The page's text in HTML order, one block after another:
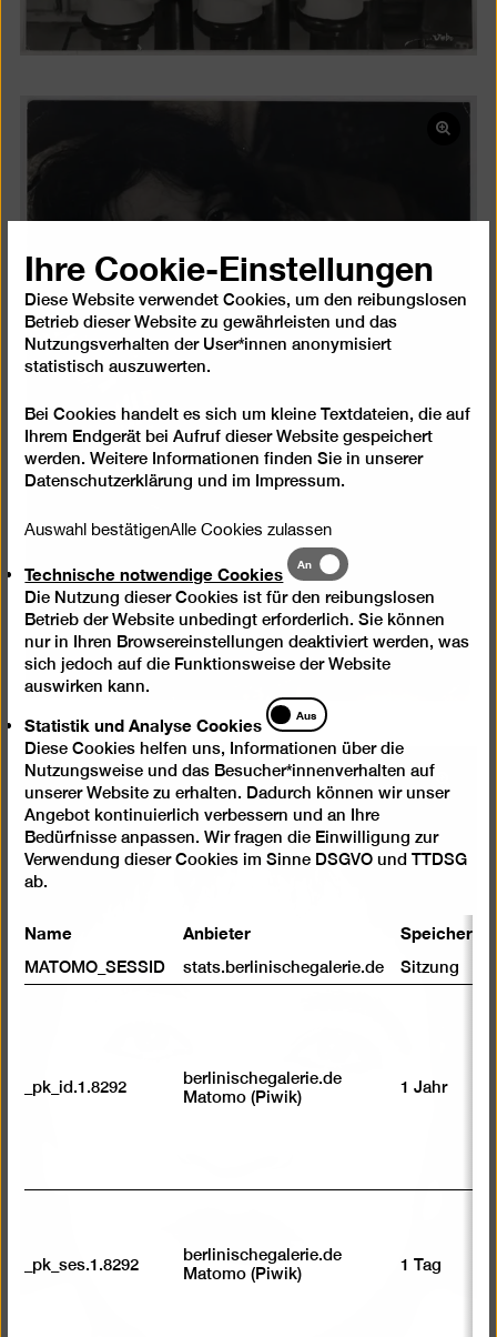
Bild
Bild
Ihre Cookie-Einstellungen
Diese Website verwendet Cookies, um den reibungslosen
Betrieb dieser Website zu gewährleisten und das
Nutzungsverhalten der User*innen anonymisiert
statistisch auszuwerten.
Bei Cookies handelt es sich um kleine Textdateien, die auf
Ihrem Endgerät bei Aufruf dieser Website gespeichert
werden. Weitere Informationen finden Sie in unserer
Datenschutzerklärung und im Impressum.
Auswahl bestätigenAlle Cookies zulassen
Technische notwendige Cookies
Technische
notwendige
Cookies
An
Die Nutzung dieser Cookies ist für den reibungslosen
Betrieb der Website unbedingt erforderlich. Sie können
nur in Ihren Browsereinstellungen deaktiviert werden, was
sich jedoch auf die Funktionsweise der Website
auswirken kann.
Statistik und Analyse Cookies
Statistik
und
Analyse
Cookies
Aus
Diese Cookies helfen uns, Informationen über die
Nutzungsweise und das Besucher*innenverhalten auf
unserer Website zu erhalten. Dadurch können wir unser
Angebot kontinuierlich verbessern und an Ihre
Bedürfnisse anpassen. Wir fragen die Einwilligung zur
Verwendung dieser Cookies im Sinne DSGVO und TTDSG
ab.
Name Anbieter
MATOMO_SESSID stats.berlinischegalerie.de Sitzung
_pk_id.1.8292
berlinischegalerie.de
Matomo (Piwik)
1 Jahr
_pk_ses.1.8292
berlinischegalerie.de
Matomo (Piwik)
1 Tag